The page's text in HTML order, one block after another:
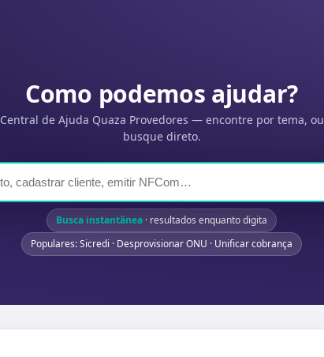
Como podemos ajudar?
Central de Ajuda Quaza Provedores — encontre por tema, ou
busque direto.
Busca instantânea · resultados enquanto digita
Populares: Sicredi · Desprovisionar ONU · Unificar cobrança